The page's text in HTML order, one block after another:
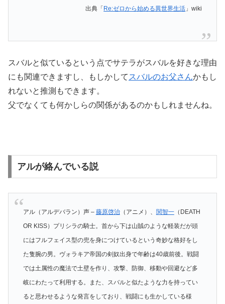
出典「Re:ゼロから始める異世界生活 」wiki
スバルと似ているという点でサテラがスバルを好きな理由
にも関連できますし、もしかして スバルのお父さんかもし
れないと推測もできます。
父でなくても何かしらの関係があるのかもしれませんね。
アルが絡んでいる説
アル（アルデバラン）声 – 藤原啓治（アニメ）、 関智一（DEATH
OR KISS）プリシラの騎士。首から下は山賊のような軽装だが頭
にはフルフェイス型の兜を身につけているという奇妙な格好をし
た隻腕の男。ヴォラキア帝国の剣奴出身で年齢は40歳前後。戦闘
では土属性の魔法で土壁を作り、攻撃、防御、移動や回避など多
岐にわたって利用する。また、スバルと似たような力を持ってい
ると思わせるような発言をしており、戦闘にも生かしている様